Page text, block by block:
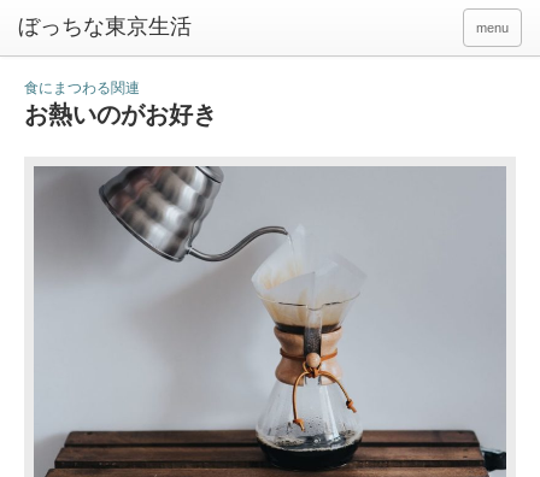
ぼっちな東京生活 menu
食にまつわる関連
お熱いのがお好き